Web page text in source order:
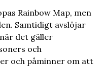
Rainbow Map, men
Samtidigt avslöjar
det gäller
och
och påminner om att